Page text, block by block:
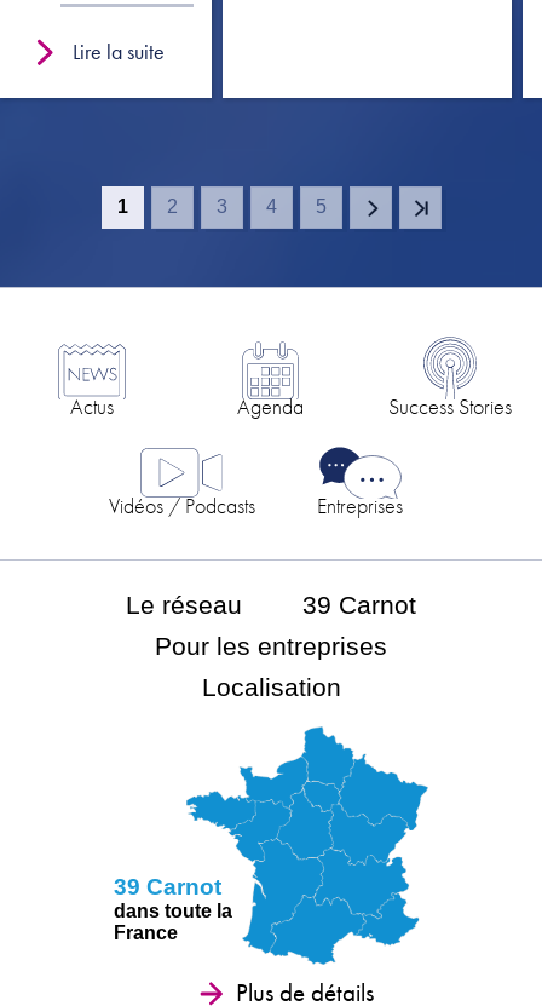
Lire la suite
Pagination
Page
1 Page
2 Page
3 Page
4 Page
5
Actus Agenda Success Stories
Vidéos / Podcasts Entreprises
Le réseau
39 Carnot
Pour les entreprises
Localisation
39 Carnot
dans toute la
France
Plus de détails